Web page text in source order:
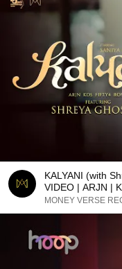
KALYANI (with
VIDEO | ARJN |
GHOSHAL |
MONEY VERSE